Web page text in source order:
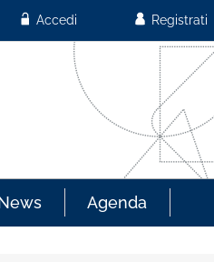
Registrati
Accedi
Agenda